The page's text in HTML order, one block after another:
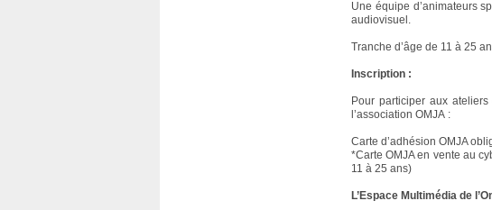
Une équipe d’animateurs
audiovisuel.
Tranche d’âge de 11 à 25
Inscription :
Pour participer aux
l’association OMJA :
Carte d’adhésion OMJA
*Carte OMJA en vente au
11 à 25 ans)
L’Espace Multimédia de